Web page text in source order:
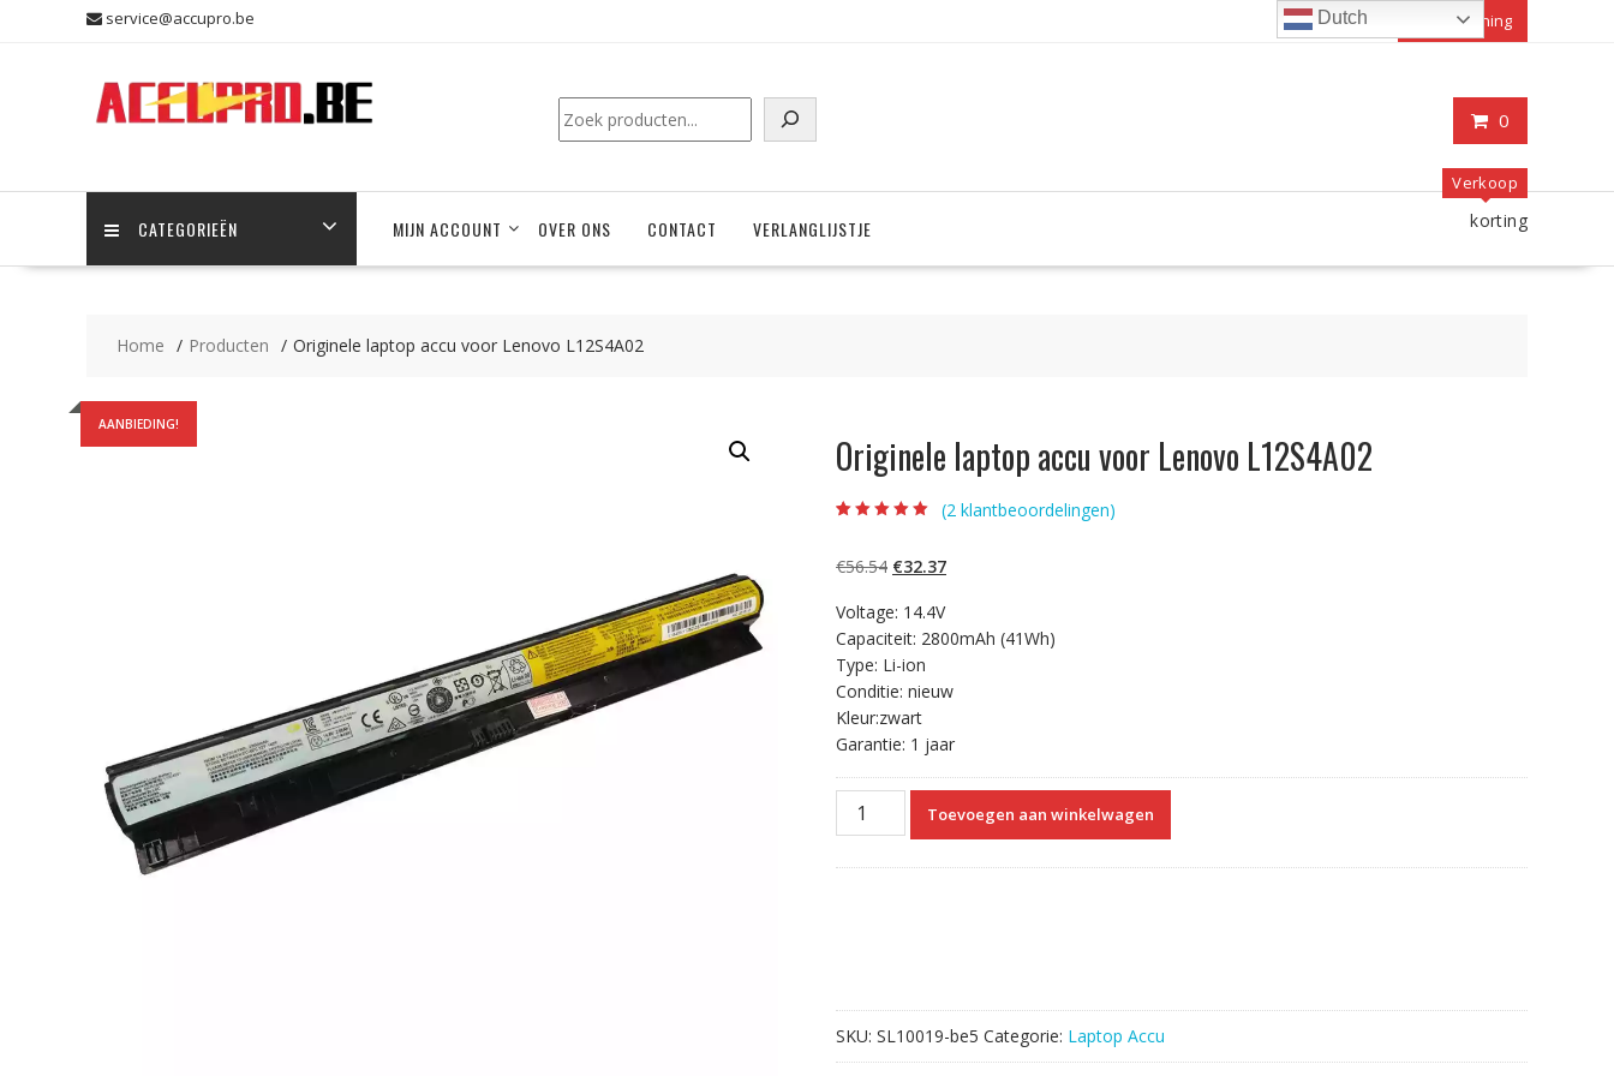
service@accupro.be Mijn rekening
0
Zoeken
CATEGORIEËN MIJN ACCOUNT OVER ONS CONTACT VERLANGLIJSTJE
Verkoop
korting
Home Producten Originele laptop accu voor Lenovo L12S4A02
AANBIEDING!
Originele laptop accu voor Lenovo L12S4A02
gebaseerd op
klantbeoordelinge
(2 klantbeoordelingen)
€56.54 Oorspronkelijke
was:
€56.54.
€32.37Huidige
€32.37.
Voltage: 14.4V
Capaciteit: 2800mAh (41Wh)
Type: Li-ion
Conditie: nieuw
Kleur:zwart
Garantie: 1 jaar
Originele
laptop
Toevoegen aan winkelwagen
SKU: SL10019-be5 Categorie: Laptop Accu
Dutch